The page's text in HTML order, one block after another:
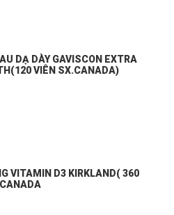
DẠ DÀY GAVISCON EXTRA
VIÊN SX.CANADA)
VITAMIN D3 KIRKLAND( 360